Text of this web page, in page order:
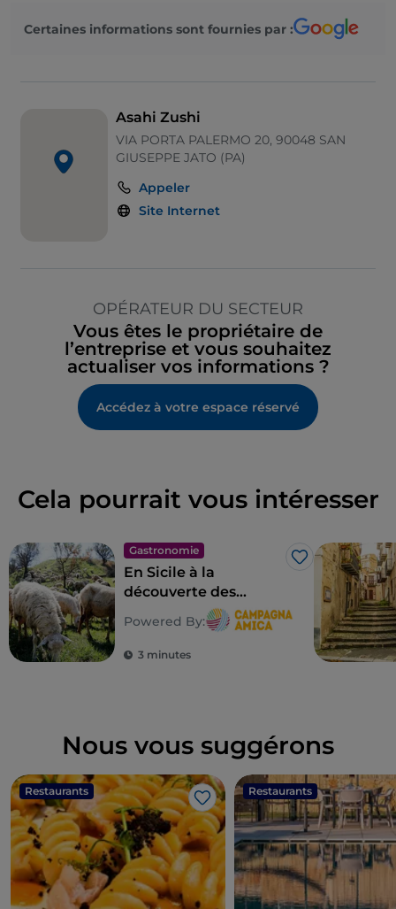
Certaines informations sont fournies par :
Asahi Zushi
VIA PORTA PALERMO 20, 90048 SAN
GIUSEPPE JATO (PA)
Appeler
Site Internet
OPÉRATEUR DU SECTEUR
Vous êtes le propriétaire de
l’entreprise et vous souhaitez
actualiser vos informations ?
Accédez à votre espace réservé
Cela pourrait vous intéresser
Gastronomie
J’aime
En Sicile à la
découverte des
sceaux de la
biodiversité paysanne
Powered By:
3 minutes
Nous vous suggérons
Restaurants
J’aime
Restaurants